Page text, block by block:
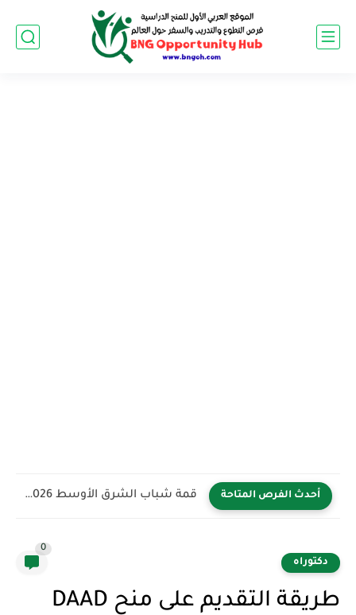
أحدث الفرص المتاحة قمة شباب الشرق الأوسط YBB 2026 في المملكة العربية السعودية...
دكتوراه
0
طريقة التقديم على منح DAAD